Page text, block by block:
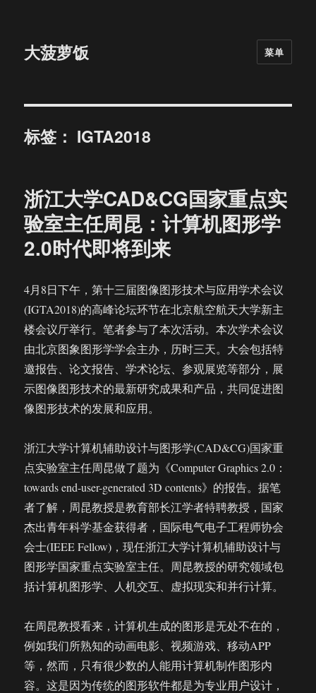
大菠萝饭 菜单
标签： IGTA2018
浙江大学CAD&CG国家重点实
验室主任周昆：计算机图形学
2.0时代即将到来
4月8日下午，第十三届图像图形技术与应用学术会议
(IGTA2018)的高峰论坛环节在北京航空航天大学新主
楼会议厅举行。笔者参与了本次活动。本次学术会议
由北京图象图形学学会主办，历时三天。大会包括特
邀报告、论文报告、学术论坛、参观展览等部分，展
示图像图形技术的最新研究成果和产品，共同促进图
像图形技术的发展和应用。
浙江大学计算机辅助设计与图形学(CAD&CG)国家重
点实验室主任周昆做了题为《Computer Graphics 2.0：
towards end-user-generated 3D contents》的报告。据笔
者了解，周昆教授是教育部长江学者特聘教授，国家
杰出青年科学基金获得者，国际电气电子工程师协会
会士(IEEE Fellow)，现任浙江大学计算机辅助设计与
图形学国家重点实验室主任。周昆教授的研究领域包
括计算机图形学、人机交互、虚拟现实和并行计算。
在周昆教授看来，计算机生成的图形是无处不在的，
例如我们所熟知的动画电影、视频游戏、移动APP
等，然而，只有很少数的人能用计算机制作图形内
容。这是因为传统的图形软件都是为专业用户设计，